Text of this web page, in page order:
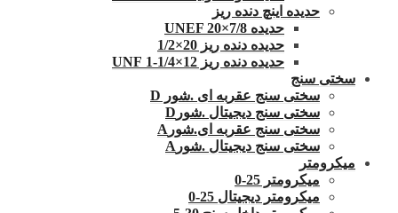
حدیده اینچ دنده ریز
حدیده UNEF 20×7/8
حدیده دنده ریز 20×1/2
حدیده دنده ریز 12×1/4-1 UNF
سختی سنج
سختی سنج عقربه ای .شور D
سختی سنج دیجیتال .شورD
سختی سنج عقربه ای.شورA
سختی سنج دیجیتال .شورA
میکرومتر
میکرومتر 25-0
میکرومتر دیجیتال 25-0